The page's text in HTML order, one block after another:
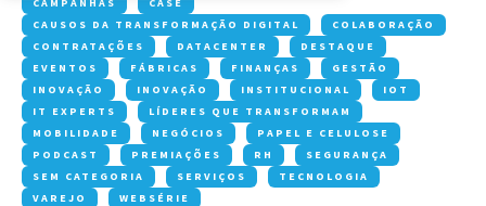
CAUSOS DA TRANSFORMAÇÃO DIGITAL
COLABORAÇÃO
CONTRATAÇÕES
DATACENTER
DESTAQUE
EVENTOS
FÁBRICAS FINANÇAS
GESTÃO
INOVAÇÃO
INOVAÇÃO INSTITUCIONAL
IOT
IT EXPERTS
LÍDERES QUE TRANSFORMAM
MOBILIDADE
NEGÓCIOS
PAPEL E CELULOSE
PODCAST
PREMIAÇÕES RH
SEGURANÇA
SEM CATEGORIA
SERVIÇOS
TECNOLOGIA
VAREJO
WEBSÉRIE